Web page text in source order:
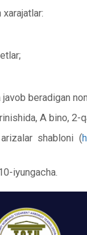
beradigan
A bino,
shabloni (
iyungacha.